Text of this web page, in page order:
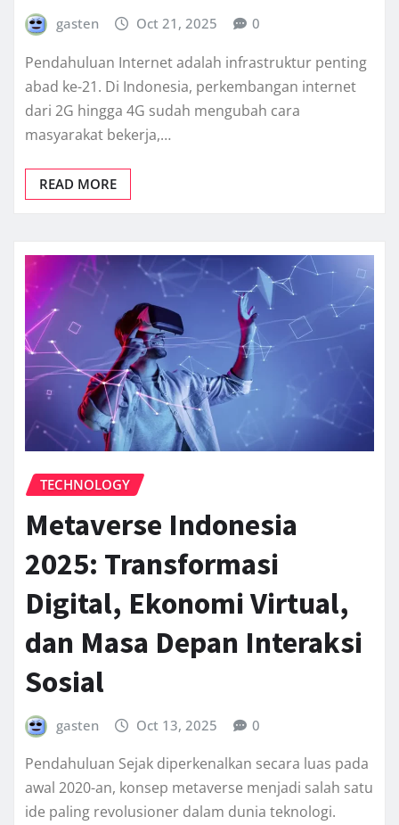
gasten Oct 21, 2025 0
Pendahuluan Internet adalah infrastruktur penting
abad ke-21. Di Indonesia, perkembangan internet
dari 2G hingga 4G sudah mengubah cara
masyarakat bekerja,…
READ MORE
TECHNOLOGY
Metaverse Indonesia
2025: Transformasi
Digital, Ekonomi Virtual,
dan Masa Depan Interaksi
Sosial
gasten Oct 13, 2025 0
Pendahuluan Sejak diperkenalkan secara luas pada
awal 2020-an, konsep metaverse menjadi salah satu
ide paling revolusioner dalam dunia teknologi.